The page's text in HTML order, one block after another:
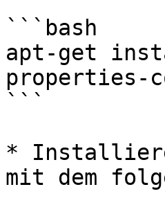
```bash
apt-get
properties-
```
* Installiere
mit dem